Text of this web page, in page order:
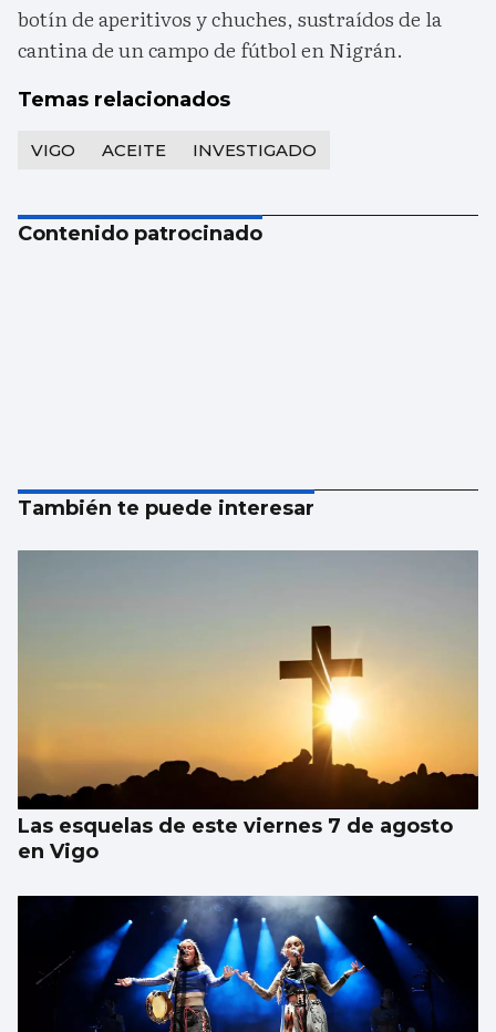
botín de aperitivos y chuches, sustraídos de la
cantina de un campo de fútbol en Nigrán.
Temas relacionados
VIGO ACEITE INVESTIGADO
Contenido patrocinado
También te puede interesar
Las esquelas de este viernes 7 de agosto
en Vigo